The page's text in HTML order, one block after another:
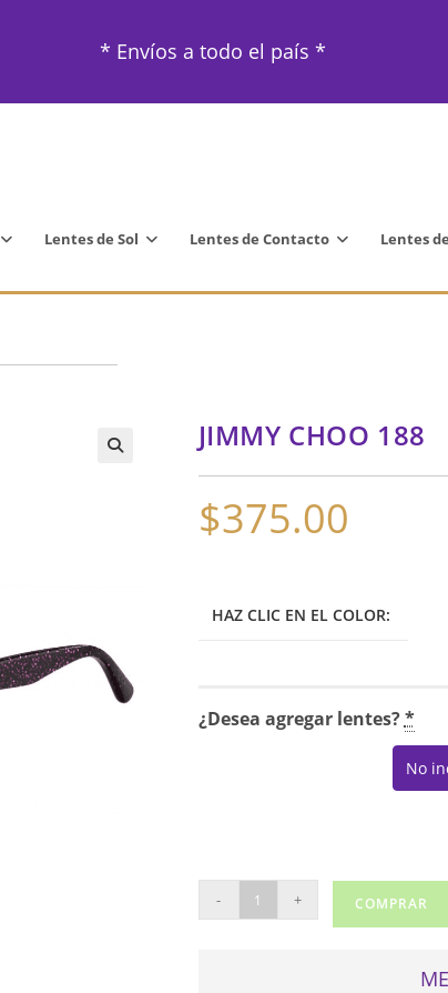
* Envíos a todo el país *
Lentes de Sol Lentes de Contacto Lentes
JIMMY CHOO 188
$375.00
HAZ CLIC EN EL COLOR:
¿Desea agregar lentes?*
No
CHOO
- + COMPRAR